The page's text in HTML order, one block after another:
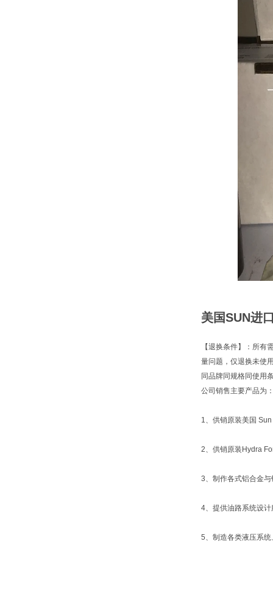
美国SUN进
【退换条件】：所
量问题，仅退换未使
同品牌同规格同使用
公司销售主要产品为
1、供销原装美国
2、供销原装Hydra
3、制作各式铝合金与
4、提供油路系统设
5、制造各类液压系